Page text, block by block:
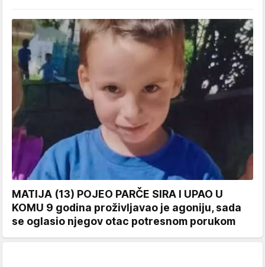
MATIJA (13) POJEO PARČE SIRA I UPAO U
KOMU 9 godina proživljavao je agoniju, sada
se oglasio njegov otac potresnom porukom